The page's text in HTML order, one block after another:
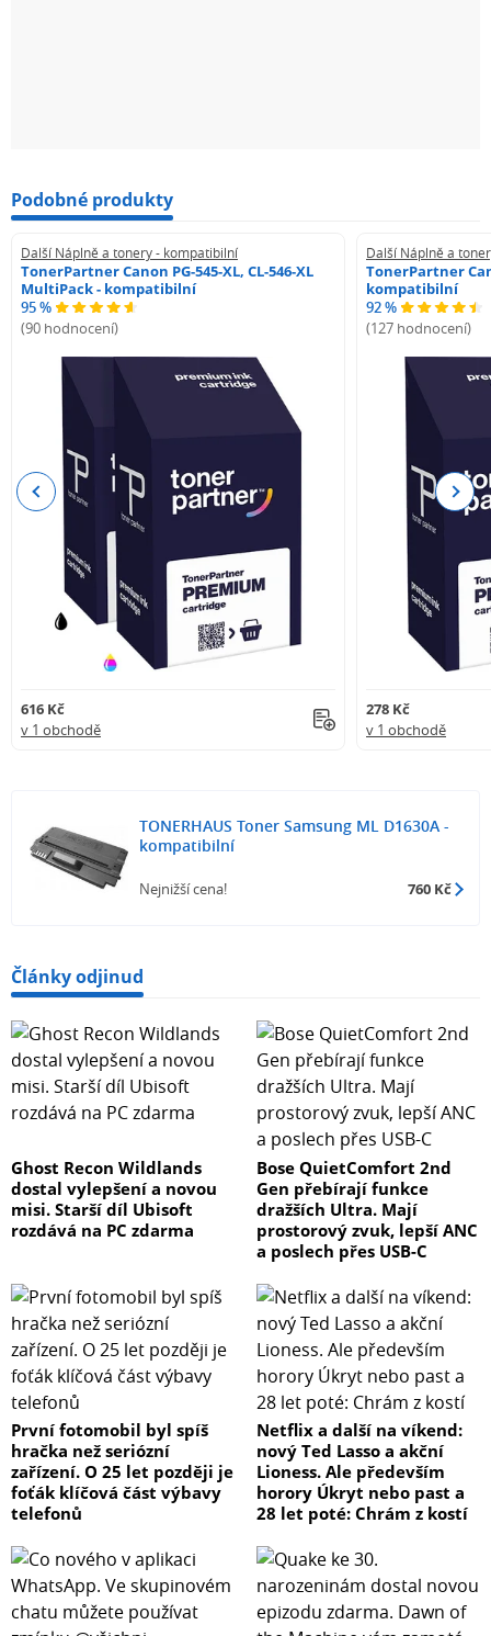
Podobné produkty
Další Náplně a tonery - kompatibilní
TonerPartner Canon PG-545-XL, CL-546-XL
MultiPack - kompatibilní
95 %
(90 hodnocení)
616 Kč
v 1 obchodě
Další Náplně a
TonerPartner
kompatibilní
92 %
(127 hodnocení)
278 Kč
v 1 obchodě
Previous Next
TONERHAUS Toner Samsung ML D1630A -
kompatibilní
Nejnižší cena! 760 Kč
Články odjinud
Ghost Recon Wildlands
dostal vylepšení a novou
misi. Starší díl Ubisoft
rozdává na PC zdarma
Bose QuietComfort 2nd
Gen přebírají funkce
dražších Ultra. Mají
prostorový zvuk, lepší ANC
a poslech přes USB-C
První fotomobil byl spíš
hračka než seriózní
zařízení. O 25 let později je
foťák klíčová část výbavy
telefonů
Netflix a další na víkend:
nový Ted Lasso a akční
Lioness. Ale především
horory Úkryt nebo past a
28 let poté: Chrám z kostí